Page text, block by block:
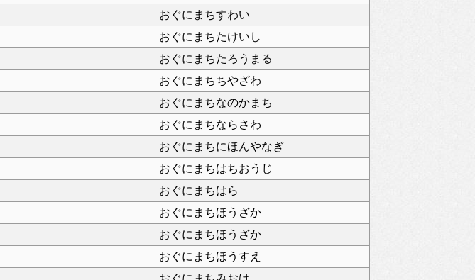
おぐにまちすわい
おぐにまちたけいし
おぐにまちたろうまる
おぐにまちちやざわ
おぐにまちなのかまち
おぐにまちならさわ
おぐにまちにほんやなぎ
おぐにまちはちおうじ
おぐにまちはら
おぐにまちほうざか
おぐにまちほうざか
おぐにまちほうすえ